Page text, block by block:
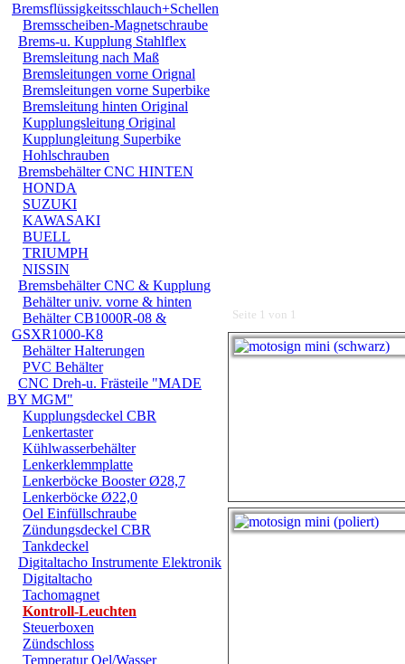
Bremsflüssigkeitsschlauch+Schellen
Bremsscheiben-Magnetschraube
Brems-u. Kupplung Stahlflex
Bremsleitung nach Maß
Bremsleitungen vorne Orignal
Bremsleitungen vorne Superbike
Bremsleitung hinten Original
Kupplungsleitung Original
Kupplungleitung Superbike
Hohlschrauben
Bremsbehälter CNC HINTEN
HONDA
SUZUKI
KAWASAKI
BUELL
TRIUMPH
NISSIN
Bremsbehälter CNC & Kupplung
Behälter univ. vorne & hinten
Behälter CB1000R-08 &
GSXR1000-K8
Behälter Halterungen
PVC Behälter
CNC Dreh-u. Frästeile "MADE
BY MGM"
Kupplungsdeckel CBR
Lenkertaster
Kühlwasserbehälter
Lenkerklemmplatte
Lenkerböcke Booster Ø28,7
Lenkerböcke Ø22,0
Oel Einfüllschraube
Zündungsdeckel CBR
Tankdeckel
Digitaltacho Instrumente Elektronik
Digitaltacho
Tachomagnet
Kontroll-Leuchten
Steuerboxen
Zündschloss
Temperatur Oel/Wasser
Seite 1 von 1